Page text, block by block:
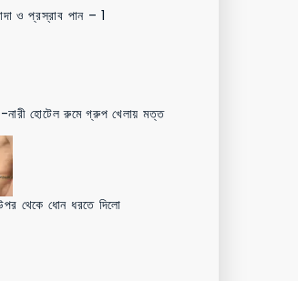
ও প্রস্রাব পান – 1
হোটেল রুমে গ্রুপ খেলায় মত্ত
থেকে ধোন ধরতে দিলো